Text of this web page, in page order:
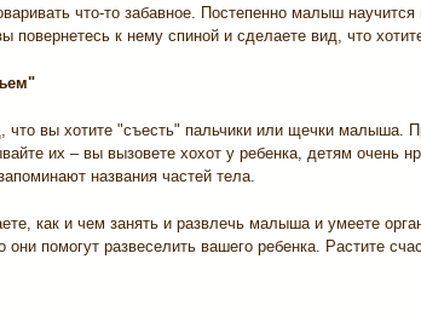
что-то забавное. Постепенно малыш
повернетесь к нему спиной и сделаете вид, что
что вы хотите "съесть" пальчики или щечки малыша.
их – вы вызовете хохот у ребенка, детям очень
названия частей тела.
как и чем занять и развлечь малыша и умеете
они помогут развеселить вашего ребенка. Растите